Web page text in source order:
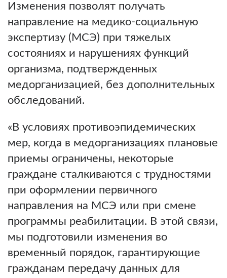
Изменения позволят получать
направление на медико-социальную
экспертизу (МСЭ) при тяжелых
состояниях и нарушениях функций
организма, подтвержденных
медорганизацией, без дополнительных
обследований.
«В условиях противоэпидемических
мер, когда в медорганизациях плановые
приемы ограничены, некоторые
граждане сталкиваются с трудностями
при оформлении первичного
направления на МСЭ или при смене
программы реабилитации. В этой связи,
мы подготовили изменения во
временный порядок, гарантирующие
гражданам передачу данных для